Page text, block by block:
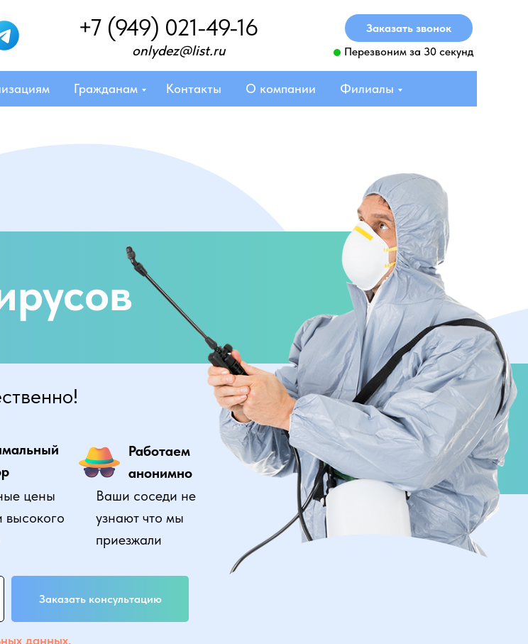
Заказать звонок
Перезвоним за 30 секунд
onlydez@list.ru
+7 (949) 021-49-16
Гражданам Контакты О компании Филиалы
цены
высокого
Ваши соседи не
узнают что мы
приезжали
Заказать консультацию
данных.
Работаем
анонимно